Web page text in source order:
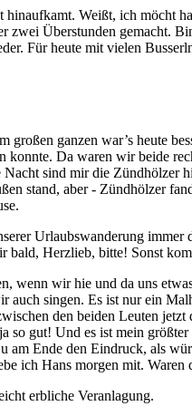
Weißt, ich möcht
zwei Überstunden gemacht.
Für heute mit vielen
ganzen war’s heute
konnte. Da waren wir beide
sind mir die Zündhölzer
stand, aber - Zündhölzer
Urlaubswanderung
Herzlieb, bitte! Sonst
wenn wir hie und da uns
singen. Es ist nur ein
den beiden Leuten
gut! Und es ist mein
Ende den Eindruck, als
ich Hans morgen mit.
erbliche Veranlagung.